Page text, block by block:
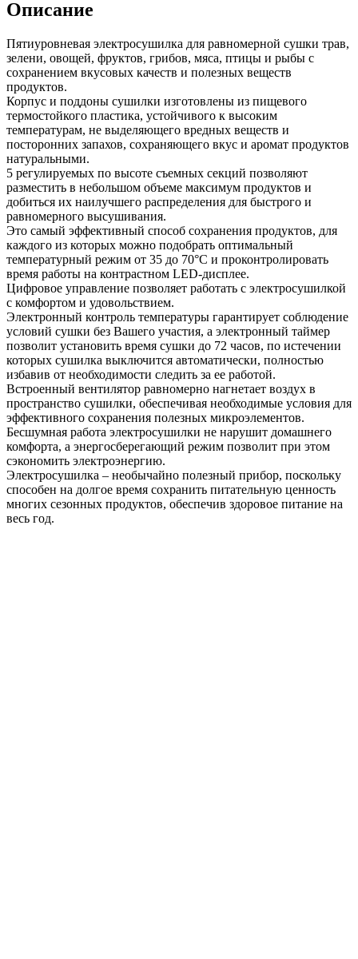
Описание
Пятиуровневая электросушилка для равномерной сушки трав,
зелени, овощей, фруктов, грибов, мяса, птицы и рыбы с
сохранением вкусовых качеств и полезных веществ
продуктов.
Корпус и поддоны сушилки изготовлены из пищевого
термостойкого пластика, устойчивого к высоким
температурам, не выделяющего вредных веществ и
посторонних запахов, сохраняющего вкус и аромат продуктов
натуральными.
5 регулируемых по высоте съемных секций позволяют
разместить в небольшом объеме максимум продуктов и
добиться их наилучшего распределения для быстрого и
равномерного высушивания.
Это самый эффективный способ сохранения продуктов, для
каждого из которых можно подобрать оптимальный
температурный режим от 35 до 70°C и проконтролировать
время работы на контрастном LED-дисплее.
Цифровое управление позволяет работать с электросушилкой
с комфортом и удовольствием.
Электронный контроль температуры гарантирует соблюдение
условий сушки без Вашего участия, а электронный таймер
позволит установить время сушки до 72 часов, по истечении
которых сушилка выключится автоматически, полностью
избавив от необходимости следить за ее работой.
Встроенный вентилятор равномерно нагнетает воздух в
пространство сушилки, обеспечивая необходимые условия для
эффективного сохранения полезных микроэлементов.
Бесшумная работа электросушилки не нарушит домашнего
комфорта, а энергосберегающий режим позволит при этом
сэкономить электроэнергию.
Электросушилка – необычайно полезный прибор, поскольку
способен на долгое время сохранить питательную ценность
многих сезонных продуктов, обеспечив здоровое питание на
весь год.